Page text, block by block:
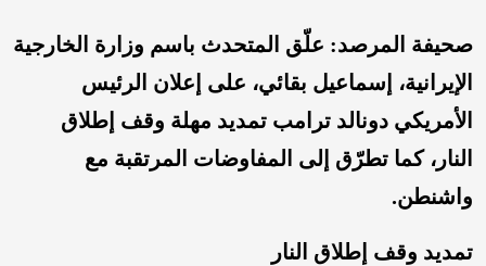
صحيفة المرصد: علّق المتحدث باسم وزارة الخارجية
الإيرانية، إسماعيل بقائي، على إعلان الرئيس
الأمريكي دونالد ترامب تمديد مهلة وقف إطلاق
النار، كما تطرّق إلى المفاوضات المرتقبة مع
واشنطن.
تمديد وقف إطلاق النار